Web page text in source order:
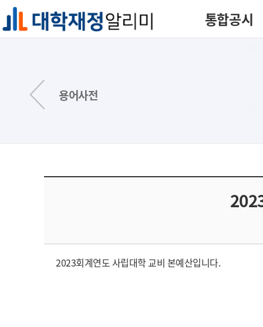
통합공시
용어사전
2023회계연도 사립대학 교비 본예산입니다.